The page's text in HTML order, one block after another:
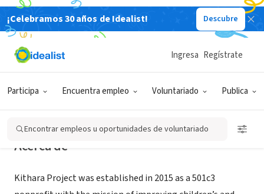
¡Celebramos 30 años de Idealist! Descubre
Participa Encuentra empleo Voluntariado Publica
Ingresa Regístrate
Encontrar empleos u oportunidades de voluntariado
ORGANIZACIÓN SIN FIN DE LUCRO
Kithara Project
Acerca de
Kithara Project was established in 2015 as a 501c3